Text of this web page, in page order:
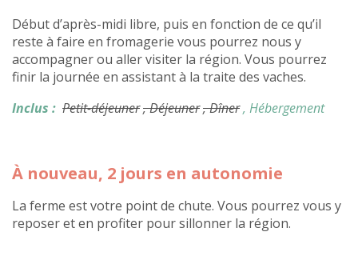
Début d’après-midi libre, puis en fonction de ce qu’il
reste à faire en fromagerie vous pourrez nous y
accompagner ou aller visiter la région. Vous pourrez
finir la journée en assistant à la traite des vaches.
Inclus : Petit-déjeuner, Déjeuner, Dîner, Hébergement
À nouveau, 2 jours en autonomie
La ferme est votre point de chute. Vous pourrez vous y
reposer et en profiter pour sillonner la région.